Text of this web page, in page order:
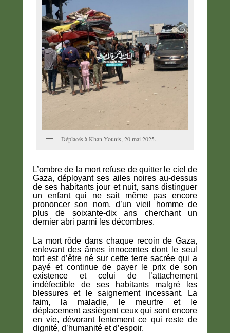
Déplacés à Khan Younis, 20 mai 2025.
L’ombre de la mort refuse de quitter le ciel de
Gaza, déployant ses ailes noires au-dessus
de ses habitants jour et nuit, sans distinguer
un enfant qui ne sait même pas encore
prononcer son nom, d’un vieil homme de
plus de soixante-dix ans cherchant un
dernier abri parmi les décombres.
La mort rôde dans chaque recoin de Gaza,
enlevant des âmes innocentes dont le seul
tort est d’être né sur cette terre sacrée qui a
payé et continue de payer le prix de son
existence et celui de l’attachement
indéfectible de ses habitants malgré les
blessures et le saignement incessant. La
faim, la maladie, le meurtre et le
déplacement assiègent ceux qui sont encore
en vie, dévorant lentement ce qui reste de
dignité, d’humanité et d’espoir.